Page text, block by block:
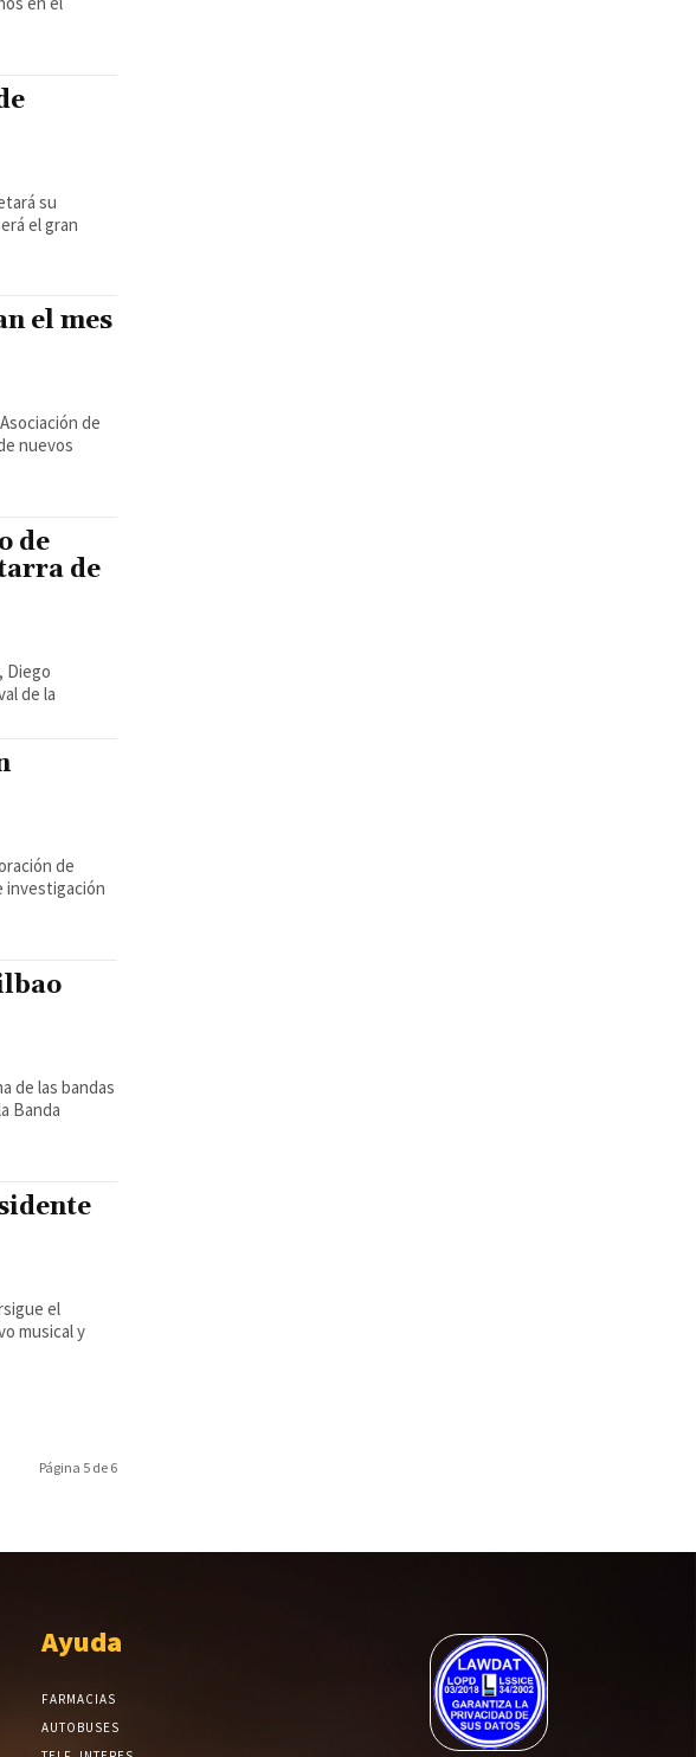
su
el gran
el mes
de
nuevos
de
de
Diego
de la
de
investigación
de las bandas
Banda
musical y
Página 5 de 6
Ayuda
FARMACIAS
AUTOBUSES